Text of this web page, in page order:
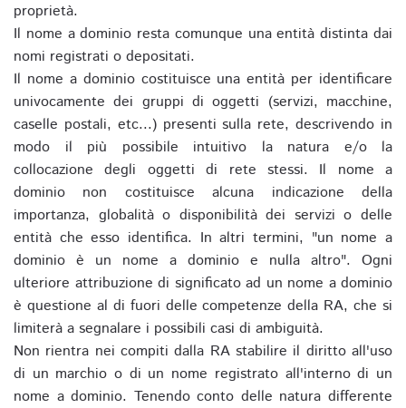
proprietà.
Il nome a dominio resta comunque una entità distinta dai
nomi registrati o depositati.
Il nome a dominio costituisce una entità per identificare
univocamente dei gruppi di oggetti (servizi, macchine,
caselle postali, etc...) presenti sulla rete, descrivendo in
modo il più possibile intuitivo la natura e/o la
collocazione degli oggetti di rete stessi. Il nome a
dominio non costituisce alcuna indicazione della
importanza, globalità o disponibilità dei servizi o delle
entità che esso identifica. In altri termini, "un nome a
dominio è un nome a dominio e nulla altro". Ogni
ulteriore attribuzione di significato ad un nome a dominio
è questione al di fuori delle competenze della RA, che si
limiterà a segnalare i possibili casi di ambiguità.
Non rientra nei compiti dalla RA stabilire il diritto all'uso
di un marchio o di un nome registrato all'interno di un
nome a dominio. Tenendo conto delle natura differente